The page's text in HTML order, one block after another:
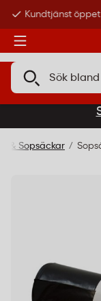
Kundtjänst
& Sopsäckar